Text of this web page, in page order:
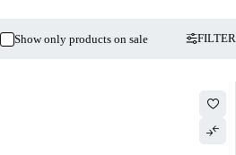
FILTER
Show only products on sale